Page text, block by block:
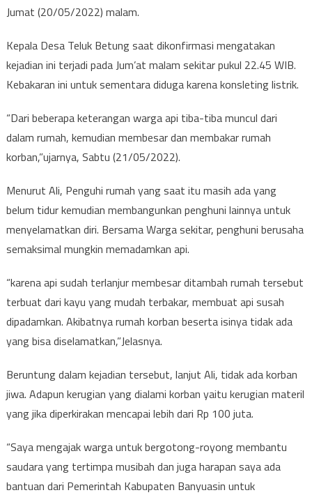
Jumat (20/05/2022) malam.
Kepala Desa Teluk Betung saat dikonfirmasi mengatakan
kejadian ini terjadi pada Jum’at malam sekitar pukul 22.45 WIB.
Kebakaran ini untuk sementara diduga karena konsleting listrik.
“Dari beberapa keterangan warga api tiba-tiba muncul dari
dalam rumah, kemudian membesar dan membakar rumah
korban,”ujarnya, Sabtu (21/05/2022).
Menurut Ali, Penguhi rumah yang saat itu masih ada yang
belum tidur kemudian membangunkan penghuni lainnya untuk
menyelamatkan diri. Bersama Warga sekitar, penghuni berusaha
semaksimal mungkin memadamkan api.
“karena api sudah terlanjur membesar ditambah rumah tersebut
terbuat dari kayu yang mudah terbakar, membuat api susah
dipadamkan. Akibatnya rumah korban beserta isinya tidak ada
yang bisa diselamatkan,”Jelasnya.
Beruntung dalam kejadian tersebut, lanjut Ali, tidak ada korban
jiwa. Adapun kerugian yang dialami korban yaitu kerugian materil
yang jika diperkirakan mencapai lebih dari Rp 100 juta.
“Saya mengajak warga untuk bergotong-royong membantu
saudara yang tertimpa musibah dan juga harapan saya ada
bantuan dari Pemerintah Kabupaten Banyuasin untuk